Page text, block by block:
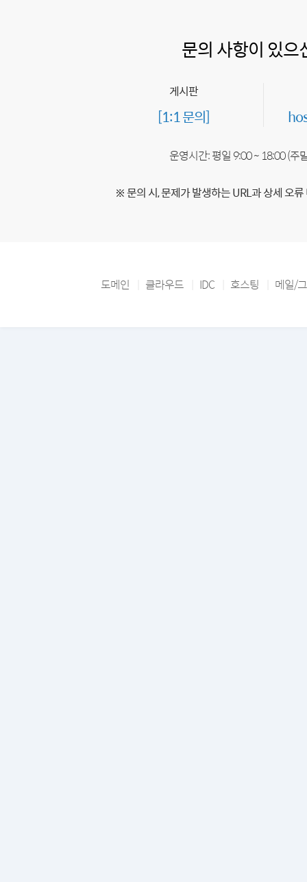
문의 사항이 있으
게시판
[1:1 문의]
운영시간: 평일 9:00 ~ 18:00 (주
※ 문의 시, 문제가 발생하는 URL과 상세 오
도메인 클라우드 IDC 호스팅 메일/